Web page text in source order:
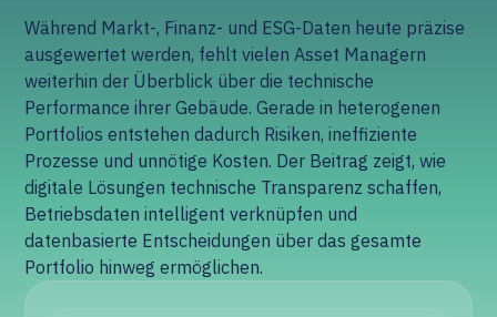
Während Markt-, Finanz- und ESG-Daten heute präzise
ausgewertet werden, fehlt vielen Asset Managern
weiterhin der Überblick über die technische
Performance ihrer Gebäude. Gerade in heterogenen
Portfolios entstehen dadurch Risiken, ineffiziente
Prozesse und unnötige Kosten. Der Beitrag zeigt, wie
digitale Lösungen technische Transparenz schaffen,
Betriebsdaten intelligent verknüpfen und
datenbasierte Entscheidungen über das gesamte
Portfolio hinweg ermöglichen.